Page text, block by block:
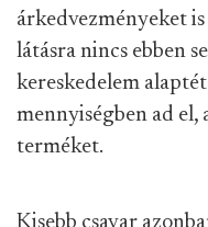
árkedvezményeket
látásra nincs ebben
kereskedelem
mennyiségben ad el,
terméket.
Kisebb csavar